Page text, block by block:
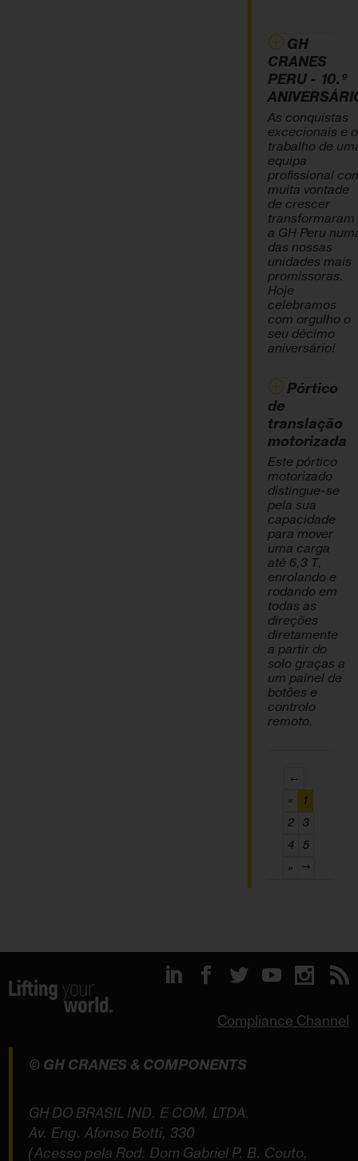
GH
CRANES
PERU - 10.º
As conquistas
excecionais e o
trabalho de
equipa
profissional
muita vontade
de crescer
transformaram
a GH Peru
das nossas
unidades mais
promissoras.
Hoje
celebramos
com orgulho o
seu décimo
aniversário!
Pórtico
de
translação
motorizada
Este pórtico
motorizado
distingue-se
pela sua
capacidade
para mover
uma carga
até 6,3 T,
enrolando e
rodando em
todas as
direções
diretamente
a partir do
solo graças a
um painel de
botões e
controlo
remoto.
←
«
1
2 3
4 5
»
→
Compliance Channel
© GH CRANES & COMPONENTS
GH DO BRASIL IND. E COM. LTDA.
Av. Eng. Afonso Botti, 330
(Acesso pela Rod. Dom Gabriel P. B. Couto,